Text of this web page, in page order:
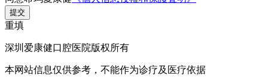
提交
重填
深圳爱康健口腔医院版权所有
本网站信息仅供参考，不能作为诊疗及医疗依据